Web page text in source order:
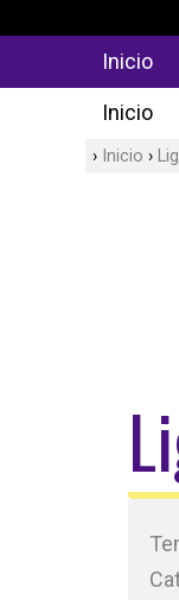
Inicio
Inicio
Inicio